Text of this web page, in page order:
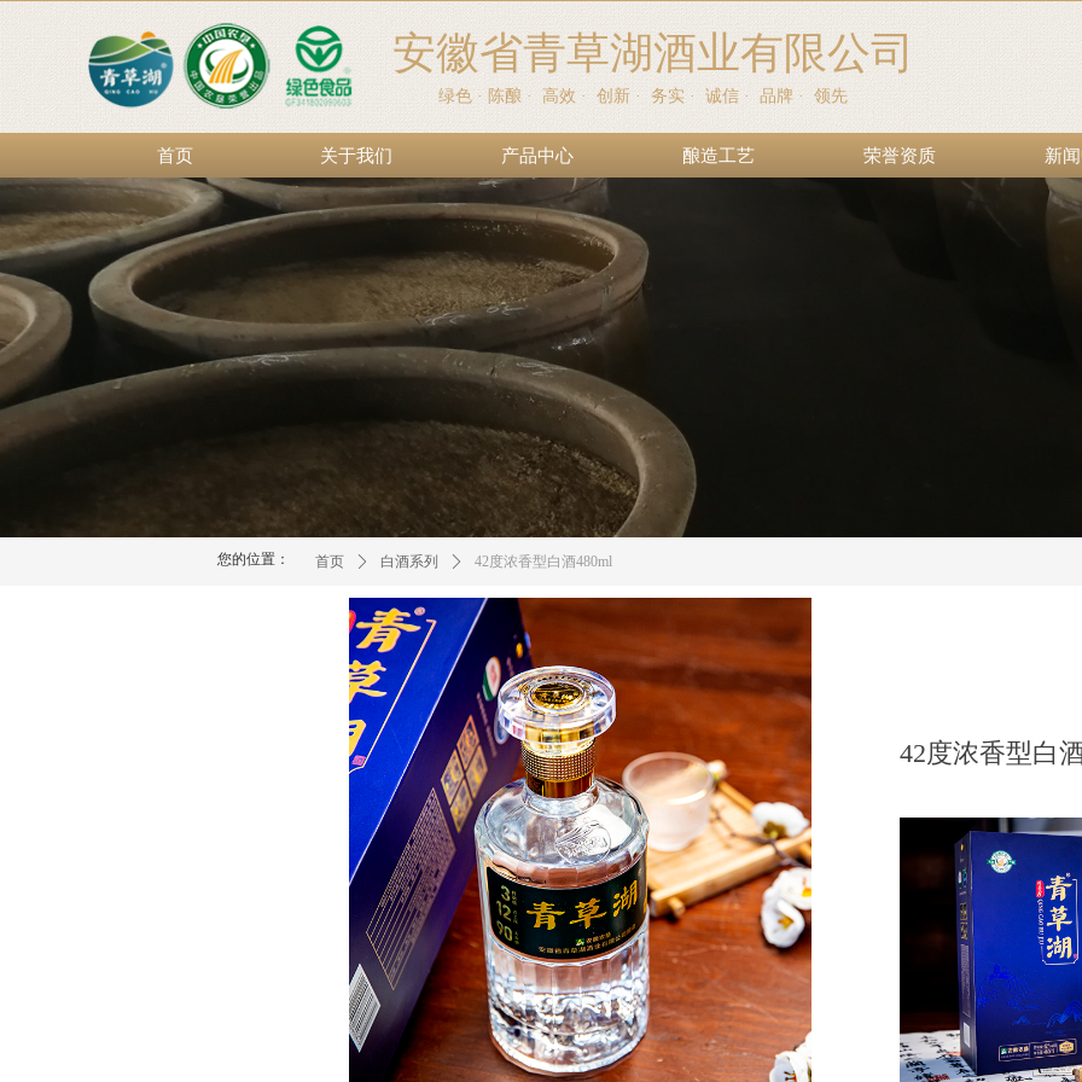
绿色 · 陈酿 · 高效 · 创新 · 务实 · 诚信 · 品牌· 领先
安徽省青草湖酒业有限公司
首页
首页
关于我们
关于我们
产品中心
产品中心
酿造工艺 荣誉资质 新
新
您的位置： 首页 ꄲ 白酒系列 ꄲ 42度浓香型白酒480ml
42度浓香型白